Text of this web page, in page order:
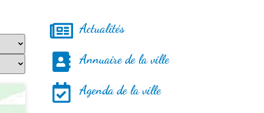
Actualités
Annuaire de la ville
Agenda de la ville